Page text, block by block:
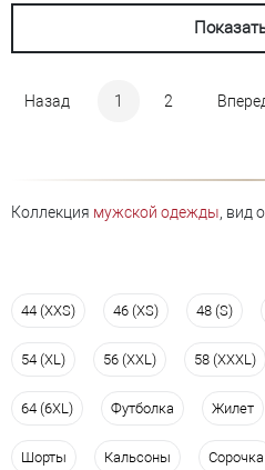
Назад 1 2
Коллекция мужской одежды , вид
44 (XXS) 46 (XS) 48 (S)
54 (XL) 56 (XXL) 58 (XXXL)
64 (6XL) Футболка Жилет
Шорты Кальсоны Сорочка